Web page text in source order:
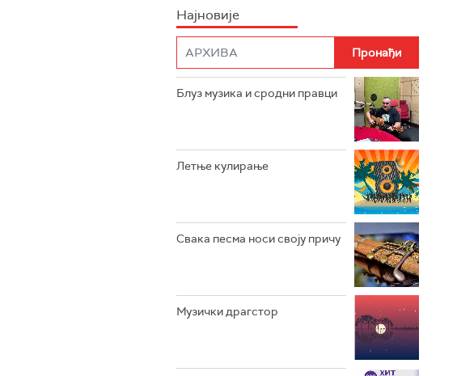
РАДИО РОКЕНРОЛЕР
РАДИО ЏУБОКС
РАДИО ВРТЕШКА
РАДИО ЏЕЗЕР
Најновије
Блуз музика и сродни правци
Летње кулирање
Свака песма носи своју причу
Музички драгстор